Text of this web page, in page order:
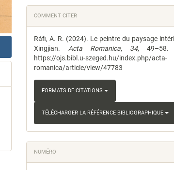
Details
de
l'article
COMMENT CITER
Ráfi, A. R. (2024). Le peintre du paysage
Xingjian. Acta Romanica, 34, 49–58.
https://ojs.bibl.u-szeged.hu/index.php/acta-
romanica/article/view/47783
FORMATS DE CITATIONS
TÉLÉCHARGER LA RÉFÉRENCE BIBLIOGRAPHIQUE
NUMÉRO